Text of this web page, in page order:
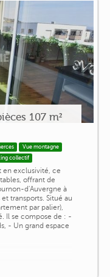
107 m²
Vue montagne
collectif
en exclusivité, ce
offrant de
d'Auvergne à
transports. Situé au
par palier),
Il se compose de : -
- Un grand espace